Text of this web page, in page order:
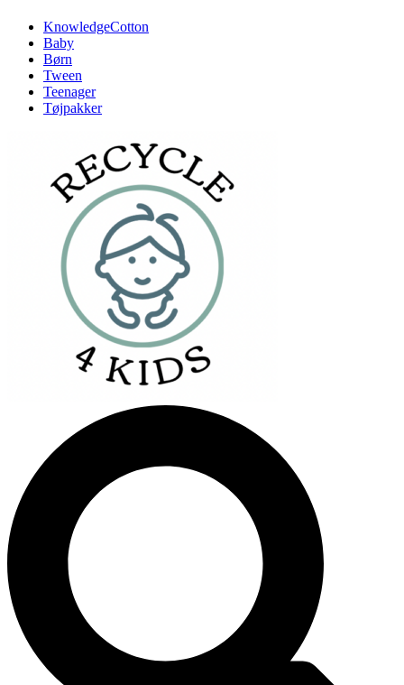
KnowledgeCotton
Baby
Børn
Tween
Teenager
Tøjpakker